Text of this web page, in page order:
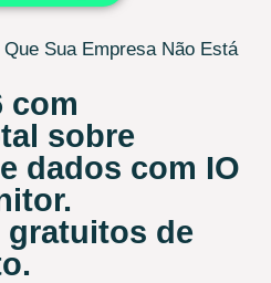
Sua Empresa Não Está
com
sobre
dados com IO
gratuitos de